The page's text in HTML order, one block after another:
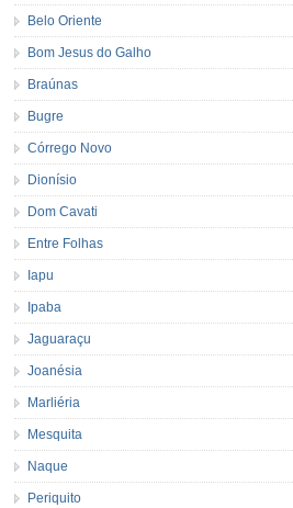
Belo Oriente
Bom Jesus do Galho
Braúnas
Bugre
Córrego Novo
Dionísio
Dom Cavati
Entre Folhas
Iapu
Ipaba
Jaguaraçu
Joanésia
Marliéria
Mesquita
Naque
Periquito